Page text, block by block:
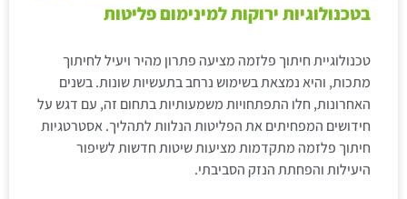
בטכנולוגיות ירוקות למינימום פליטות
טכנולוגיית חיתוך פלזמה מציעה פתרון מהיר ויעיל לחיתוך
מתכות, והיא נמצאת בשימוש נרחב בתעשיות שונות. בשנים
האחרונות, חלו התפתחויות משמעותיות בתחום זה, עם דגש על
חידושים המפחיתים את הפליטות הנלוות לתהליך. אסטרטגיות
חיתוך פלזמה מתקדמות מציעות שיטות חדשות לשיפור
היעילות והפחתת הנזק הסביבתי.